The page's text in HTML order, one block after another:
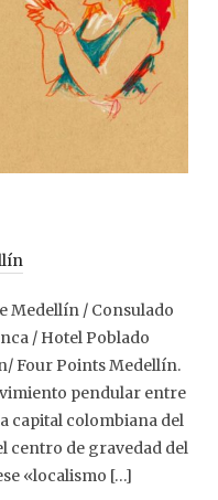
Medellín / Consulado
/ Hotel Poblado
Four Points Medellín.
pendular entre
capital colombiana del
centro de gravedad del
«localismo […]